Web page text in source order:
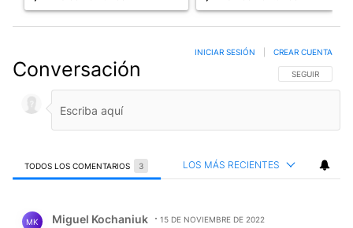
Conversación SIGA ESTA
SEGUIR
INICIAR SESIÓN CREAR CUENTA
TODOS LOS COMENTARIOS 3 LOS MÁS RECIENTES
MK Miguel Kochaniuk 15 DE NOVIEMBRE DE 2022